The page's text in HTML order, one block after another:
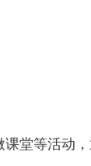
等活动